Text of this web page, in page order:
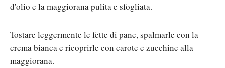
d'olio e la maggiorana pulita e sfogliata.
Tostare leggermente le fette di pane, spalmarle con la
crema bianca e ricoprirle con carote e zucchine alla
maggiorana.